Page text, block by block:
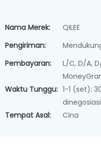
Nama Merek:
QILEE
Pengiriman:
Pembayaran:
L/C, D/A,
Waktu Tunggu: 1-1 (set):
Tempat Asal:
Cina